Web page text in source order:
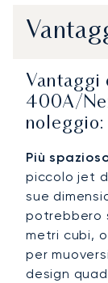
Vantaggi
400A/
noleggio:
Più
piccolo jet
sue
potrebbero
metri cubi,
per
design